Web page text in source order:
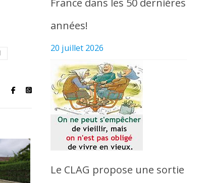
années!
20 juillet 2026
Le CLAG propose une sortie